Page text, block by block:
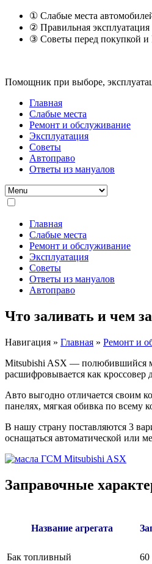
① Слабые места
② Правильная эксплуатация
③ Советы перед покупкой и
Помощник при выборе,
Главная
Слабые места
Ремонт и обслуживание
Эксплуатация
Советы
Автоправо
Ответы из мануалов
Главная
Слабые места
Ремонт и обслуживание
Эксплуатация
Советы
Ответы из мануалов
Автоправо
Что заливать и чем
Навигация » Главная » Ремонт и
Mitsubishi ASX — полюбившийся
расшифровывается как кроссовер
Авто выгодно отличается своим
панелях, мягкая обивка по всему
В нашу страну поставляются 3
оснащаться автоматической или
Заправочные
Название агрегата
Бак топливный 60